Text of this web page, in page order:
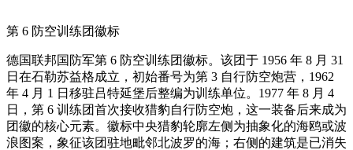
第 6 防空训练团徽标
德国联邦国防军第 6 防空训练团徽标。该团于 1956 年 8 月 31
日在石勒苏益格成立，初始番号为第 3 自行防空炮营，1962
年 4 月 1 日移驻吕特延堡后整编为训练单位。1977 年 8 月 4
日，第 6 训练团首次接收猎豹自行防空炮，这一装备后来成为
团徽的核心元素。徽标中央猎豹轮廓左侧为抽象化的海鸥或波
浪图案，象征该团驻地毗邻北波罗的海；右侧的建筑是已消失